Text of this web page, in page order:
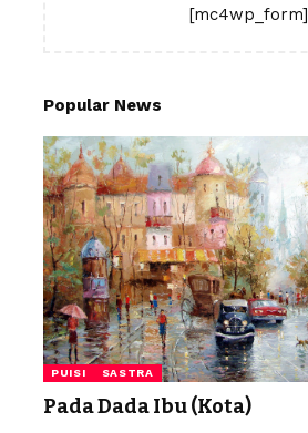
[mc4wp_form]
Popular News
PUISI SASTRA
Pada Dada Ibu (Kota)